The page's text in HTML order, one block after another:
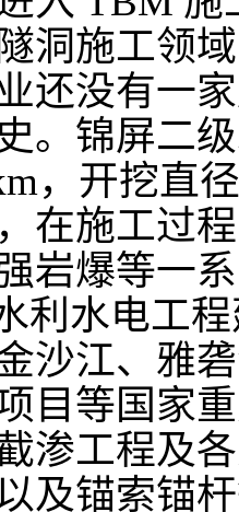
洞施工领
还没有一
。锦屏二
，开挖直
在施工过
岩爆等一
利水电工
沙江、雅
目等国家
渗工程及
及锚索锚